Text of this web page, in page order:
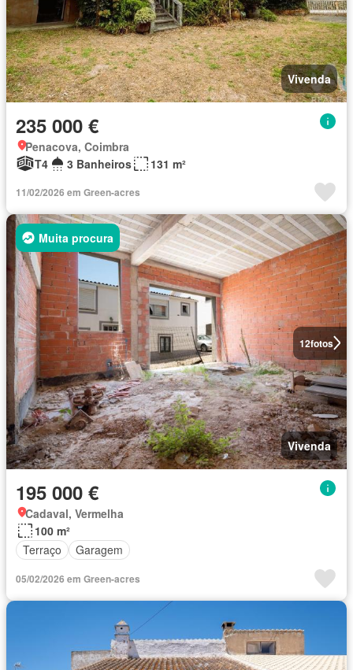
Vivenda
235 000 €
Penacova, Coimbra
T4
3 Banheiros 131 m²
11/02/2026 em Green-acres
12fotos
Muita procura
Vivenda
195 000 €
Cadaval, Vermelha
100 m²
Terraço
Garagem
05/02/2026 em Green-acres